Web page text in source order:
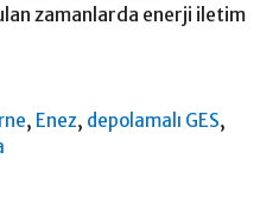
zamanlarda enerji iletim
, Enez, depolamalı GES,